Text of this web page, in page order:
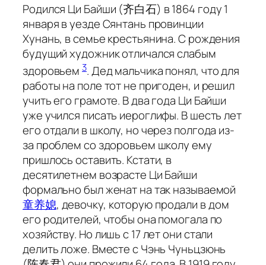
Родился Ци Байши (齐白石) в 1864 году 1
января в уезде Сянтань провинции
Хунань, в семье крестьянина. С рождения
будущий художник отличался слабым
здоровьем3. Дед мальчика понял, что для
работы на поле тот не пригоден, и решил
учить его грамоте. В два года Ци Байши
уже учился писать иероглифы. В шесть лет
его отдали в школу, но через полгода из-
за проблем со здоровьем школу ему
пришлось оставить. Кстати, в
десятилетнем возрасте Ци Байши
формально был женат на так называемой
童养媳, девочку, которую продали в дом
его родителей, чтобы она помогала по
хозяйству. Но лишь с 17 лет они стали
делить ложе. Вместе с Чэнь Чуньцзюнь